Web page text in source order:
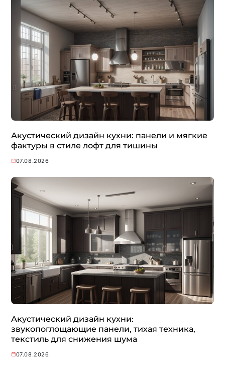
Акустический дизайн кухни: панели и мягкие
фактуры в стиле лофт для тишины
07.08.2026
Акустический дизайн кухни:
звукопоглощающие панели, тихая техника,
текстиль для снижения шума
07.08.2026